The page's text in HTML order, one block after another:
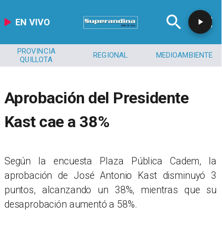
EN VIVO
PROVINCIA
QUILLOTA
REGIONAL MEDIOAMBIENTE
Aprobación del Presidente
Kast cae a 38%
Según la encuesta Plaza Pública Cadem, la
aprobación de José Antonio Kast disminuyó 3
puntos, alcanzando un 38%, mientras que su
desaprobación aumentó a 58%.